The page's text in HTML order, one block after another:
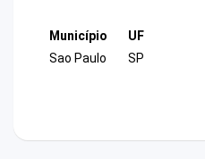
Município
Sao Paulo
UF
SP